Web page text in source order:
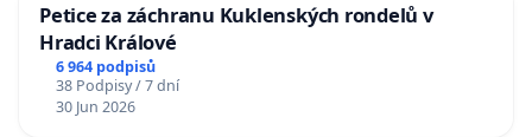
Petice za záchranu Kuklenských rondelů v
Hradci Králové
6 964 podpisů
38 Podpisy / 7 dní
30 Jun 2026